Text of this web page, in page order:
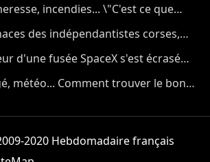
dans l'Hexagone ?
incendies... \"C'est ce que
des indépendantistes corses,
des incendies et Nuits des
ce 7 août ?
d'une fusée SpaceX s'est écrasé
prévu par les scientifiques
météo... Comment trouver le bon
2020 Hebdomadaire français